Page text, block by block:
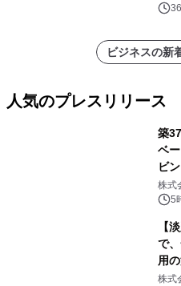
子
ビジネスの新
人気のプレスリリース
築
ベ
ビ
事
株式
5
【
で
用
プ
株式